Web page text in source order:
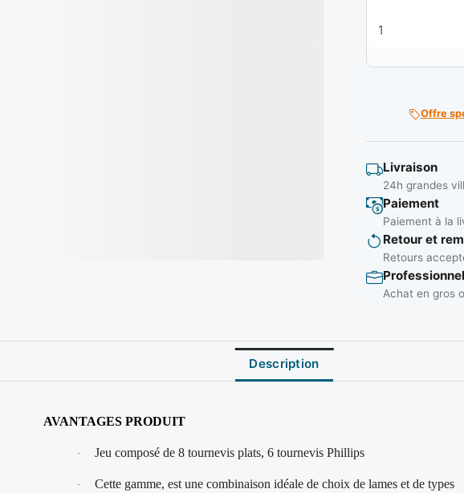
Offre
Livraison
24h grandes
Paiement
Paiement à la
Retour et
Retours
Achat en gros
Description
AVANTAGES PRODUIT
· Jeu composé de 8 tournevis plats, 6 tournevis Phillips
·
Cette gamme, est une combinaison idéale de choix de lames et de types